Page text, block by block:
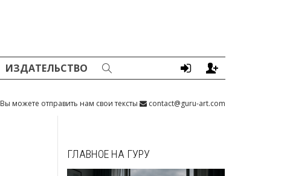
ИЗДАТЕЛЬСТВО
Вы можете отправить нам свои тексты contact@guru-art.com
ГЛАВНОЕ НА ГУРУ